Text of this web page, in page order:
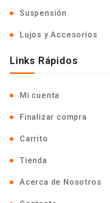
Suspensión
Lujos y Accesorios
Links Rápidos
Mi cuenta
Finalizar compra
Carrito
Tienda
Acerca de Nosotros